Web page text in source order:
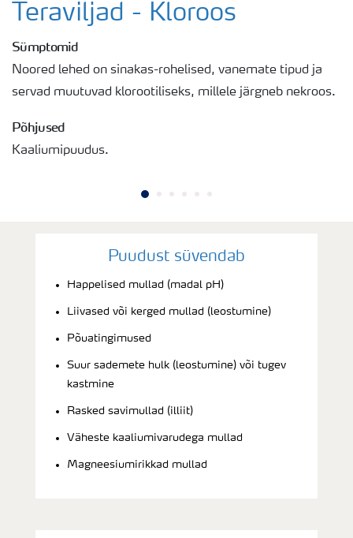
Teraviljad - Kloroos
Sümptomid
Noored lehed on sinakas-rohelised, vanemate tipud ja
servad muutuvad klorootiliseks, millele järgneb nekroos.
Põhjused
Kaaliumipuudus.
Puudust süvendab
Happelised mullad (madal pH)
Liivased või kerged mullad (leostumine)
Põuatingimused
Suur sademete hulk (leostumine) või tugev
kastmine
Rasked savimullad (illiit)
Väheste kaaliumivarudega mullad
Magneesiumirikkad mullad